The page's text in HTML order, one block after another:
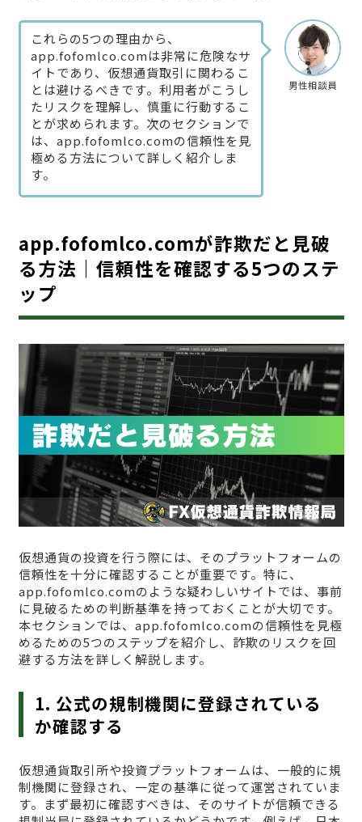
男性相談員
これらの5つの理由から、
app.fofomlco.comは非常に危険なサ
イトであり、仮想通貨取引に関わるこ
とは避けるべきです。利用者がこうし
たリスクを理解し、慎重に行動するこ
とが求められます。次のセクションで
は、app.fofomlco.comの信頼性を見
極める方法について詳しく紹介しま
す。
app.fofomlco.comが詐欺だと見破
る方法｜信頼性を確認する5つのステ
ップ
仮想通貨の投資を行う際には、そのプラットフォームの
信頼性を十分に確認することが重要です。特に、
app.fofomlco.comのような疑わしいサイトでは、事前
に見破るための判断基準を持っておくことが大切です。
本セクションでは、app.fofomlco.comの信頼性を見極
めるための5つのステップを紹介し、詐欺のリスクを回
避する方法を詳しく解説します。
1. 公式の規制機関に登録されている
か確認する
仮想通貨取引所や投資プラットフォームは、一般的に規
制機関に登録され、一定の基準に従って運営されていま
す。まず最初に確認すべきは、そのサイトが信頼できる